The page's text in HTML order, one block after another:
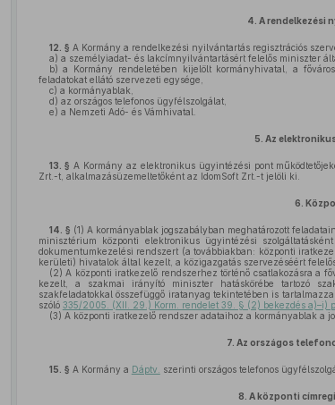
4. A rendelkezési
12. § A Kormány a rendelkezési nyilvántartás regisztrációs
a) a személyiadat- és lakcímnyilvántartásért felelős miniszter
b) a Kormány rendeletében kijelölt kormányhivatal, a
feladatokat ellátó szervezeti egysége,
c) a kormányablak,
d) az országos telefonos ügyfélszolgálat,
e) a Nemzeti Adó- és Vámhivatal.
5. Az
13. § A Kormány az elektronikus ügyintézési pont
Zrt.-t, alkalmazásüzemeltetőként az IdomSoft Zrt.-t jelöli ki.
6.
14. § (1) A kormányablak jogszabályban meghatározott
minisztérium központi elektronikus ügyintézési
dokumentumkezelési rendszert (a továbbiakban: központi
kerületi) hivatalok által kezelt, a közigazgatás szervezéséért
(2) A központi iratkezelő rendszerhez történő csatlakozásra a
kezelt, a szakmai irányító miniszter hatáskörébe tartozó
szakfeladatokkal összefüggő iratanyag tekintetében is
szóló 335/2005. (XII. 29.) Korm. rendelet 39. § (2) bekezdés a)–i)
(3) A központi iratkezelő rendszer adataihoz a kormányablak a
7. Az országos
15. § A Kormány a Dáptv. szerinti országos telefonos
8. A központi